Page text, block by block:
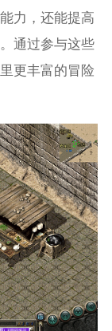
力，还能提高
通过参与这些
更丰富的冒险